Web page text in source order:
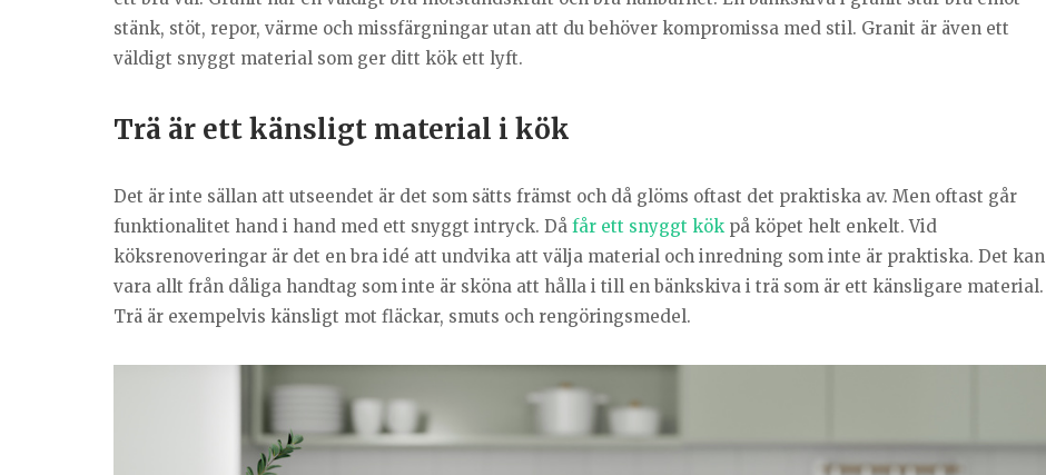
stänk, stöt, repor, värme och missfärgningar utan att du behöver kompromissa med stil. Granit är även ett
väldigt snyggt material som ger ditt kök ett lyft.
Trä är ett känsligt material i kök
Det är inte sällan att utseendet är det som sätts främst och då glöms oftast det praktiska av. Men oftast går
funktionalitet hand i hand med ett snyggt intryck. Då får ett snyggt kök på köpet helt enkelt. Vid
köksrenoveringar är det en bra idé att undvika att välja material och inredning som inte är praktiska. Det kan
vara allt från dåliga handtag som inte är sköna att hålla i till en bänkskiva i trä som är ett känsligare material.
Trä är exempelvis känsligt mot fläckar, smuts och rengöringsmedel.